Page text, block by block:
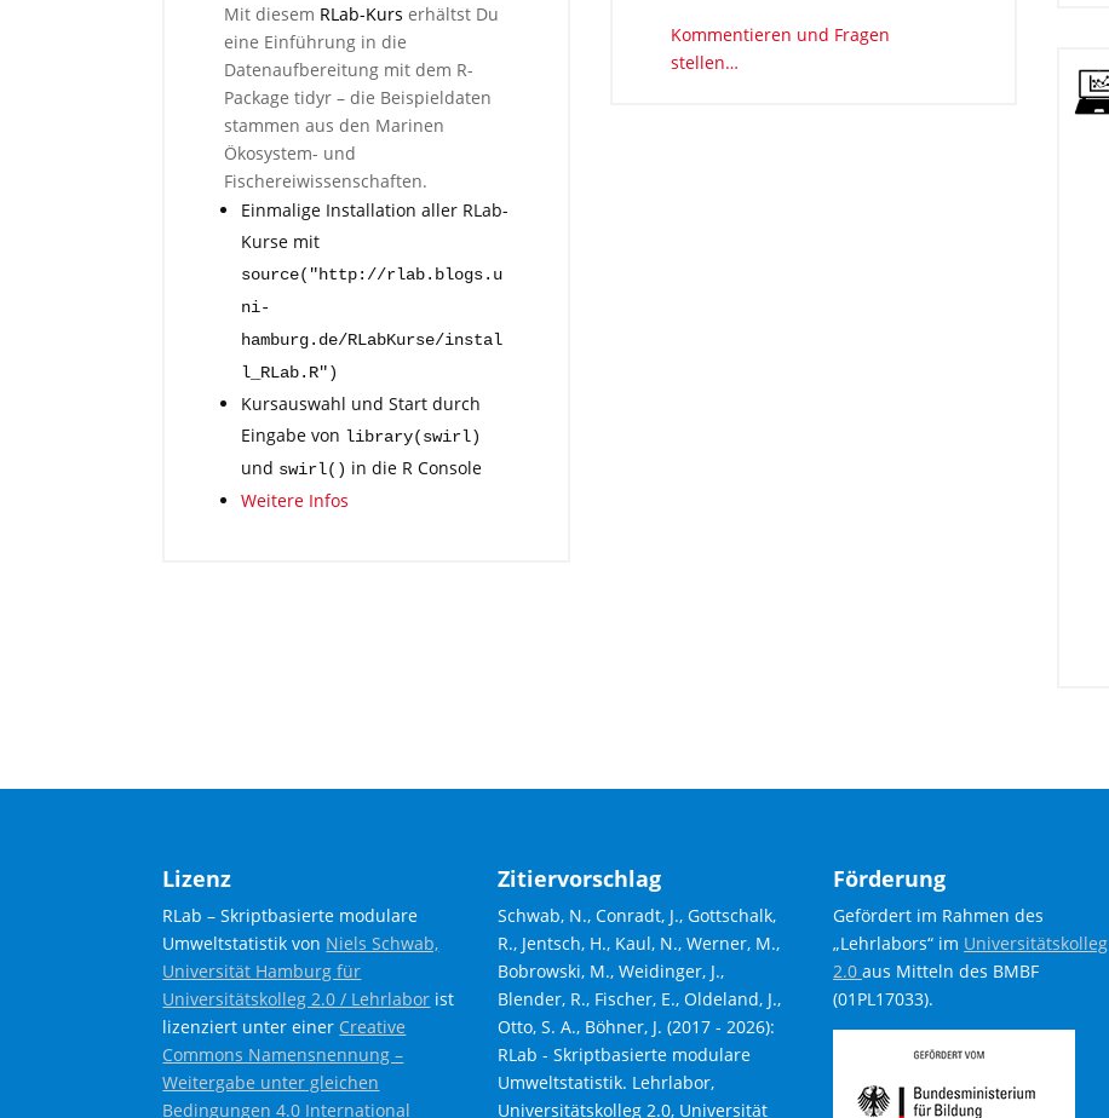
Mit diesem RLab-Kurs erhältst Du
eine Einführung in die
Datenaufbereitung mit dem R-
Package tidyr – die Beispieldaten
stammen aus den Marinen
Ökosystem- und
Fischereiwissenschaften.
Einmalige Installation aller RLab-
Kurse mit
source("http://rlab.blogs.u
ni-
hamburg.de/RLabKurse/instal
l_RLab.R")
Kursauswahl und Start durch
Eingabe von library(swirl)
und swirl() in die R Console
Weitere Infos
Kommentieren und Fragen
stellen…
Lizenz
RLab – Skriptbasierte modulare
Umweltstatistik von Niels Schwab,
Universität Hamburg für
Universitätskolleg 2.0 / Lehrlabor ist
lizenziert unter einer Creative
Commons Namensnennung –
Weitergabe unter gleichen
Bedingungen 4.0 International
Zitiervorschlag
Schwab, N., Conradt, J., Gottschalk,
R., Jentsch, H., Kaul, N., Werner, M.,
Bobrowski, M., Weidinger, J.,
Blender, R., Fischer, E., Oldeland, J.,
Otto, S. A., Böhner, J. (2017 - 2026):
RLab - Skriptbasierte modulare
Umweltstatistik. Lehrlabor,
Universitätskolleg 2.0, Universität
Förderung
Gefördert im Rahmen des
„Lehrlabors“ im Universitätskolleg
2.0aus Mitteln des BMBF
(01PL17033).